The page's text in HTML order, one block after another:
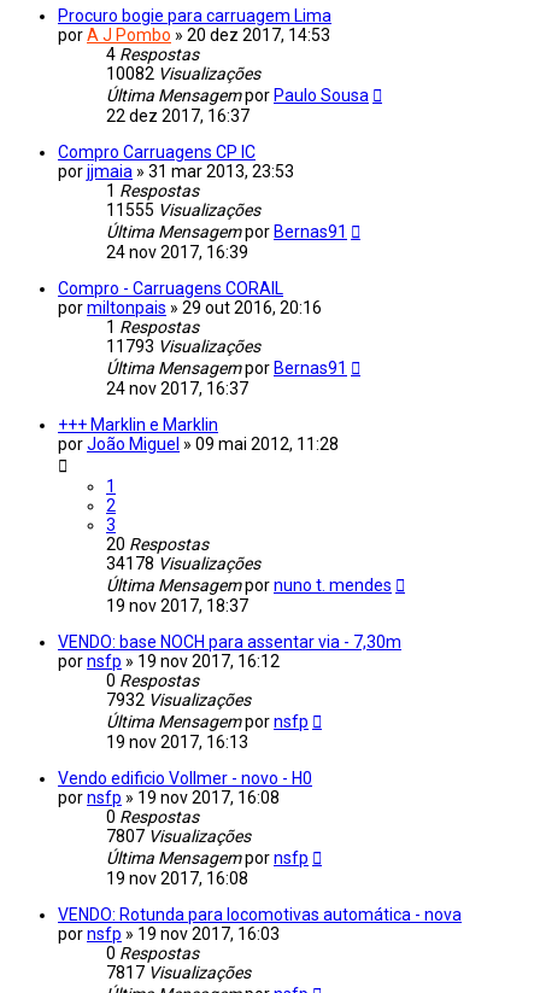
Procuro bogie para carruagem Lima
porA J Pombo » 20 dez 2017, 14:53
4 Respostas
10082 Visualizações
Última Mensagempor Paulo Sousa
22 dez 2017, 16:37
Compro Carruagens CP IC
porjjmaia » 31 mar 2013, 23:53
1 Respostas
11555 Visualizações
Última Mensagempor Bernas91
24 nov 2017, 16:39
Compro - Carruagens CORAIL
pormiltonpais » 29 out 2016, 20:16
1 Respostas
11793 Visualizações
Última Mensagempor Bernas91
24 nov 2017, 16:37
+++ Marklin e Marklin
porJoão Miguel » 09 mai 2012, 11:28
1
2
3
20 Respostas
34178 Visualizações
Última Mensagempornuno t. mendes
19 nov 2017, 18:37
VENDO: base NOCH para assentar via - 7,30m
pornsfp » 19 nov 2017, 16:12
0 Respostas
7932 Visualizações
Última Mensagempornsfp
19 nov 2017, 16:13
Vendo edificio Vollmer - novo - H0
pornsfp » 19 nov 2017, 16:08
0 Respostas
7807 Visualizações
Última Mensagempornsfp
19 nov 2017, 16:08
VENDO: Rotunda para locomotivas automática - nova
pornsfp » 19 nov 2017, 16:03
0 Respostas
7817 Visualizações